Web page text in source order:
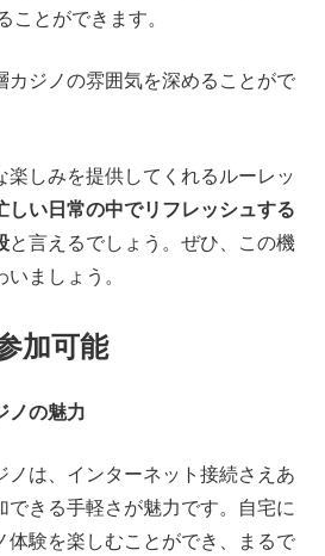
ことができます。
カジノの雰囲気を深めることがで
しみを提供してくれるルーレッ
しい日常の中でリフレッシュする
と言えるでしょう。ぜひ、この機
ましょう。
加可能
ノの魅力
ノは、インターネット接続さえあ
できる手軽さが魅力です。自宅に
体験を楽しむことができ、まるで